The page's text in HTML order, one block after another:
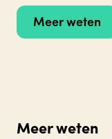
Meer weten
Meer weten